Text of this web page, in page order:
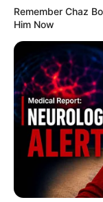
Remember Chaz
Him Now